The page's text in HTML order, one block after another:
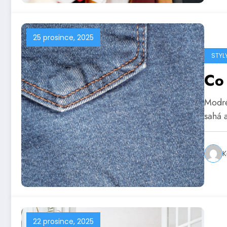
25 prosince, 2025
sahá
22 prosince, 2025